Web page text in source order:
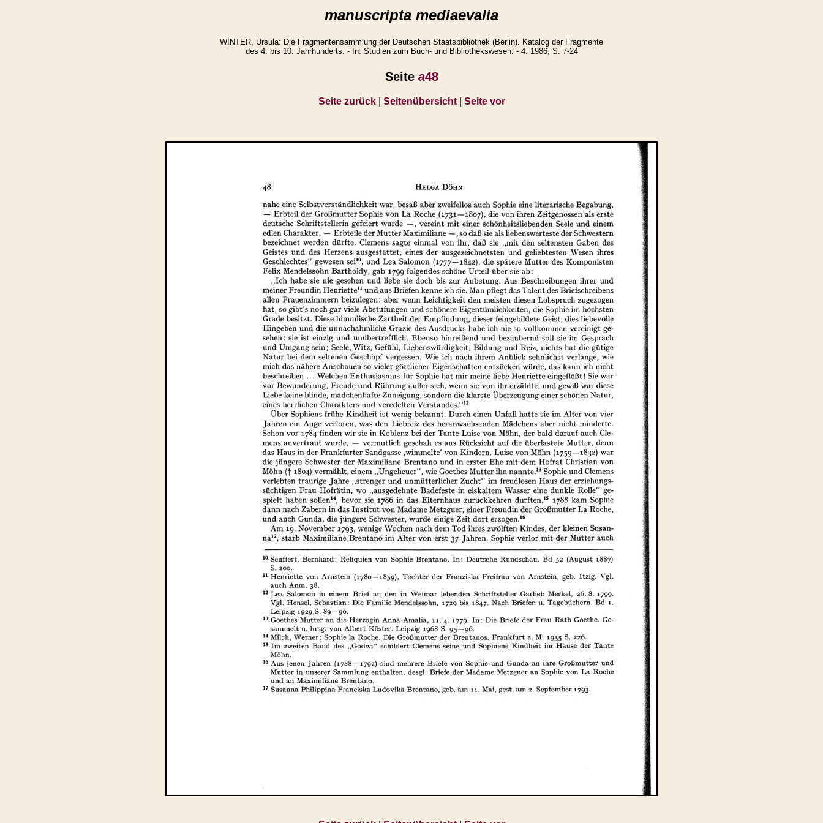
manuscripta mediaevalia
WINTER, Ursula: Die Fragmentensammlung der Deutschen Staatsbibliothek (Berlin). Katalog der Fragmente
des 4. bis 10. Jahrhunderts. - In: Studien zum Buch- und Bibliothekswesen. - 4. 1986, S. 7-24
Seite a48
Seite zurück| Seitenübersicht| Seite vor